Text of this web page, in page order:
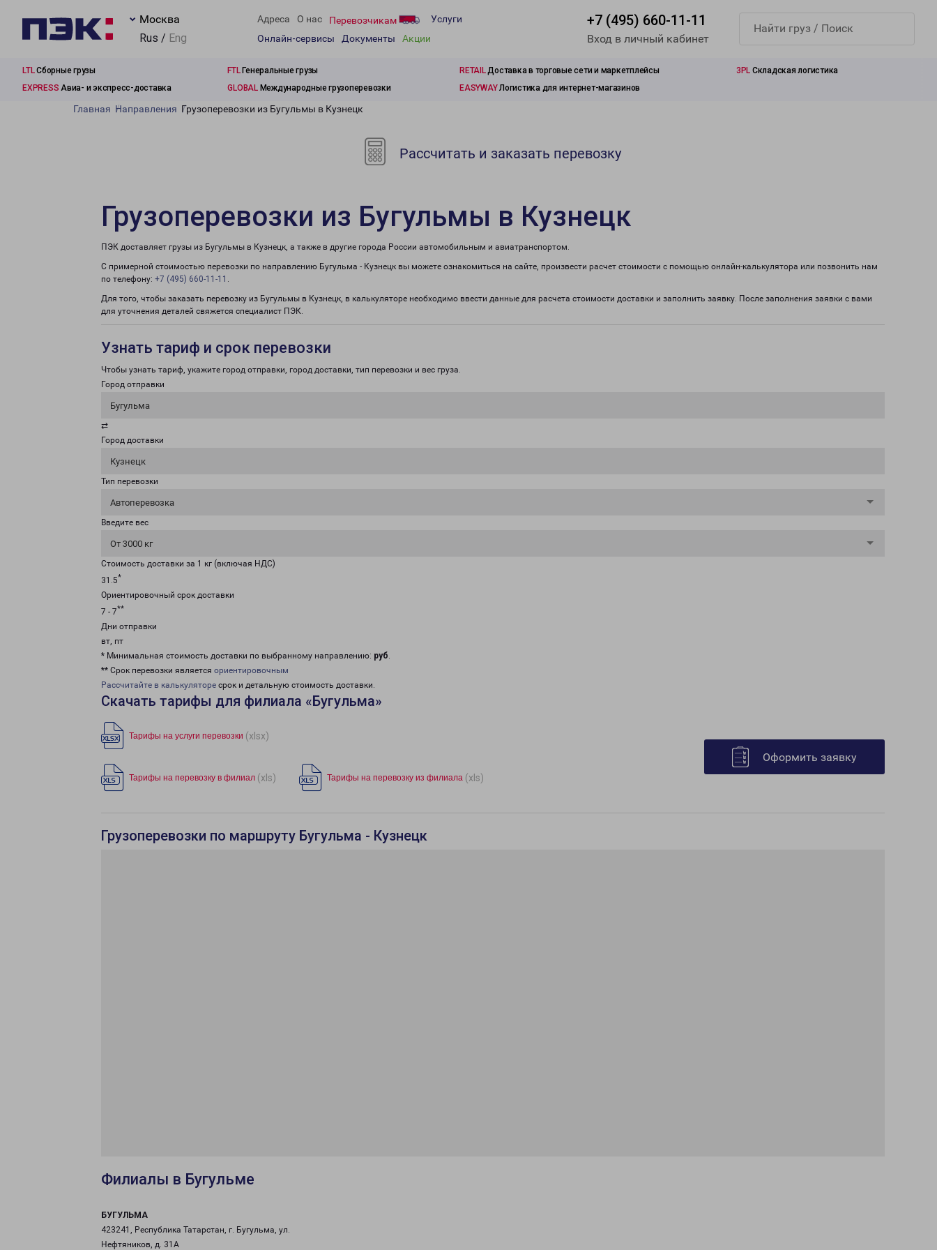
Москва
Rus / Eng
Адреса О нас Перевозчикам
Услуги
Онлайн-сервисы
Документы Акции
+7 (495) 660-11-11
Вход в личный кабинет
LTLСборные грузы FTLГенеральные грузы RETAILДоставка в торговые сети и маркетплейсы 3PL Складская логистика
EXPRESS Авиа- и экспресс-доставка GLOBALМеждународные грузоперевозки EASYWAYЛогистика для интернет-магазинов
Главная Направления Грузоперевозки из Бугульмы в Кузнецк
Рассчитать и заказать перевозку
Грузоперевозки из Бугульмы в Кузнецк
ПЭК доставляет грузы из Бугульмы в Кузнецк, а также в другие города России автомобильным и авиатранспортом.
С примерной стоимостью перевозки по направлению Бугульма - Кузнецк вы можете ознакомиться на сайте, произвести расчет стоимости с помощью онлайн-калькулятора или позвонить нам
по телефону: +7 (495) 660-11-11 .
Для того, чтобы заказать перевозку из Бугульмы в Кузнецк, в калькуляторе необходимо ввести данные для расчета стоимости доставки и заполнить заявку. После заполнения заявки с вами
для уточнения деталей свяжется специалист ПЭК.
Узнать тариф и срок перевозки
Чтобы узнать тариф, укажите город отправки, город доставки, тип перевозки и вес груза.
Город отправки
Бугульма
⇄
Город доставки
Кузнецк
Тип перевозки
Автоперевозка
Введите вес
От 3000 кг
Стоимость доставки за 1 кг (включая НДС)
31.5*
Ориентировочный срок доставки
7 - 7**
Дни отправки
вт, пт
* Минимальная стоимость доставки по выбранному направлению: руб.
** Срок перевозки является ориентировочным
Рассчитайте в калькуляторе срок и детальную стоимость доставки.
Скачать тарифы для филиала «Бугульма»
Тарифы на услуги перевозки (xlsx)
Тарифы на перевозку в филиал (xls) Тарифы на перевозку из филиала (xls)
Оформить заявку
Грузоперевозки по маршруту Бугульма - Кузнецк
Филиалы в Бугульме
БУГУЛЬМА
423241, Республика Татарстан, г. Бугульма, ул.
Нефтяников, д. 31А